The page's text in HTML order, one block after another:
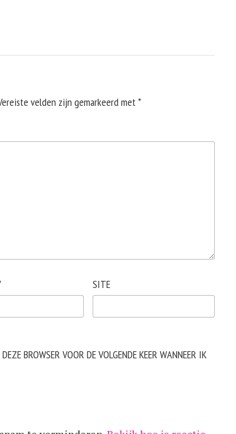
velden zijn gemarkeerd met*
SITE
BROWSER VOOR DE VOLGENDE KEER WANNEER IK